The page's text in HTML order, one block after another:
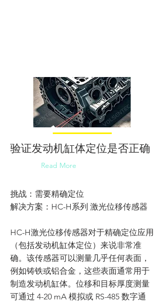
验证发动机缸体定位是否正确
Read More
挑战：需要精确定位
解决方案：HC-H系列 激光位移传感器
HC-H激光位移传感器对于精确定位应用
（包括发动机缸体定位）来说非常准
确。该传感器可以测量几乎任何表面，
例如铸铁或铝合金，这些表面通常用于
制造发动机缸体。位移和目标厚度测量
可通过 4-20 mA 模拟或 RS-485 数字通